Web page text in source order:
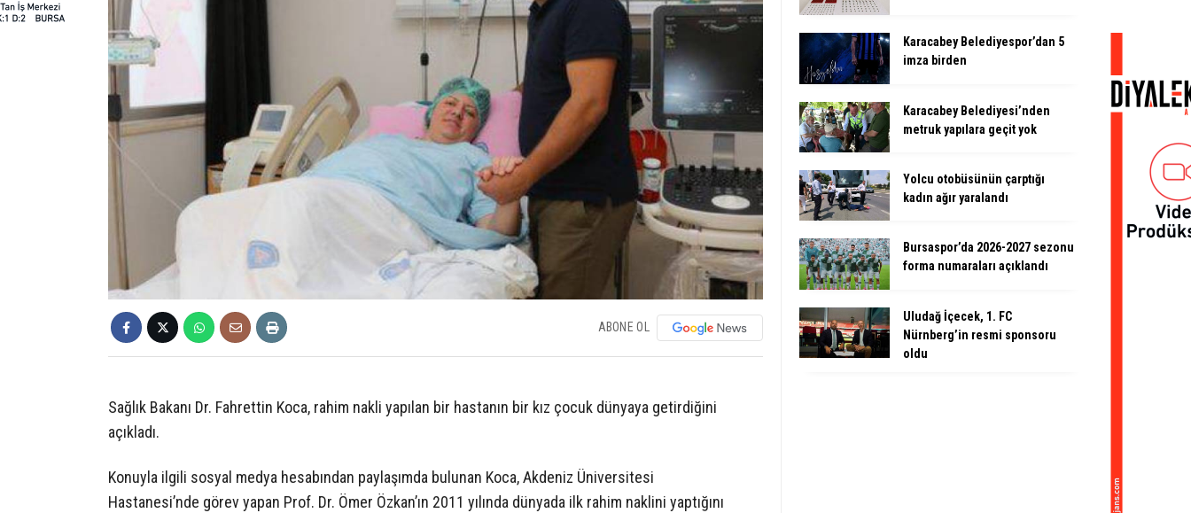
ABONE OL
Sağlık Bakanı Dr. Fahrettin Koca, rahim nakli yapılan bir hastanın bir kız çocuk dünyaya getirdiğini
açıkladı.
Konuyla ilgili sosyal medya hesabından paylaşımda bulunan Koca, Akdeniz Üniversitesi
Hastanesi’nde görev yapan Prof. Dr. Ömer Özkan’ın 2011 yılında dünyada ilk rahim naklini yaptığını
Karacabey Belediyespor’dan 5
imza birden
Karacabey Belediyesi’nden
metruk yapılara geçit yok
Yolcu otobüsünün çarptığı
kadın ağır yaralandı
Bursaspor’da 2026-2027 sezonu
forma numaraları açıklandı
Uludağ İçecek, 1. FC
Nürnberg’in resmi sponsoru
oldu